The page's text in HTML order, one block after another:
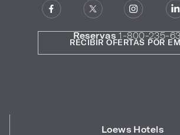
Reservas 1-800-235-
Loews Hotels
RECIBIR OFERTAS POR